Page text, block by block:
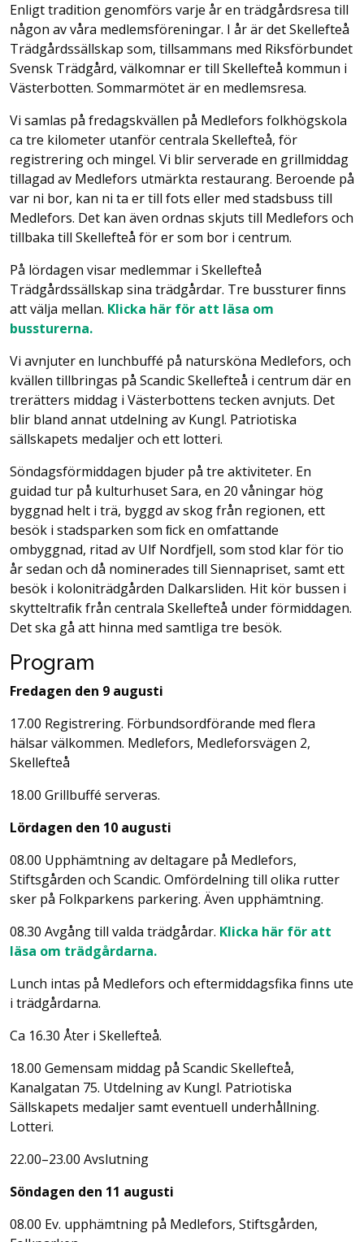
Enligt tradition genomförs varje år en trädgårdsresa till
någon av våra medlemsföreningar. I år är det Skellefteå
Trädgårdssällskap som, tillsammans med Riksförbundet
Svensk Trädgård, välkomnar er till Skellefteå kommun i
Västerbotten. Sommarmötet är en medlemsresa.
Vi samlas på fredagskvällen på Medlefors folkhögskola
ca tre kilometer utanför centrala Skellefteå, för
registrering och mingel. Vi blir serverade en grillmiddag
tillagad av Medlefors utmärkta restaurang. Beroende på
var ni bor, kan ni ta er till fots eller med stadsbuss till
Medlefors. Det kan även ordnas skjuts till Medlefors och
tillbaka till Skellefteå för er som bor i centrum.
På lördagen visar medlemmar i Skellefteå
Trädgårdssällskap sina trädgårdar. Tre bussturer ﬁnns
att välja mellan. Klicka här för att läsa om
bussturerna.
Vi avnjuter en lunchbuffé på natursköna Medlefors, och
kvällen tillbringas på Scandic Skellefteå i centrum där en
trerätters middag i Västerbottens tecken avnjuts. Det
blir bland annat utdelning av Kungl. Patriotiska
sällskapets medaljer och ett lotteri.
Söndagsförmiddagen bjuder på tre aktiviteter. En
guidad tur på kulturhuset Sara, en 20 våningar hög
byggnad helt i trä, byggd av skog från regionen, ett
besök i stadsparken som ﬁck en omfattande
ombyggnad, ritad av Ulf Nordfjell, som stod klar för tio
år sedan och då nominerades till Siennapriset, samt ett
besök i koloniträdgården Dalkarsliden. Hit kör bussen i
skytteltraﬁk från centrala Skellefteå under förmiddagen.
Det ska gå att hinna med samtliga tre besök.
Program
Fredagen den 9 augusti
17.00 Registrering. Förbundsordförande med flera
hälsar välkommen. Medlefors, Medleforsvägen 2,
Skellefteå
18.00 Grillbuffé serveras.
Lördagen den 10 augusti
08.00 Upphämtning av deltagare på Medlefors,
Stiftsgården och Scandic. Omfördelning till olika rutter
sker på Folkparkens parkering. Även upphämtning.
08.30 Avgång till valda trädgårdar. Klicka här för att
läsa om trädgårdarna.
Lunch intas på Medlefors och eftermiddagsfika finns ute
i trädgårdarna.
Ca 16.30 Åter i Skellefteå.
18.00 Gemensam middag på Scandic Skellefteå,
Kanalgatan 75. Utdelning av Kungl. Patriotiska
Sällskapets medaljer samt eventuell underhållning.
Lotteri.
22.00–23.00 Avslutning
Söndagen den 11 augusti
08.00 Ev. upphämtning på Medlefors, Stiftsgården,